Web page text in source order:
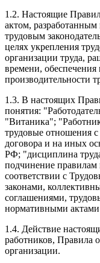
1.2. Настоящие
актом,
трудовым
целях укрепления
организации труда,
времени, обеспечения
производительности
1.3. В настоящих
понятия:
"Витаника";
трудовые отношения с
договора и на иных
РФ; "дисциплина
подчинение
соответствии с
законами,
соглашениями,
нормативными актами
1.4. Действие
работников, Правила
организации.